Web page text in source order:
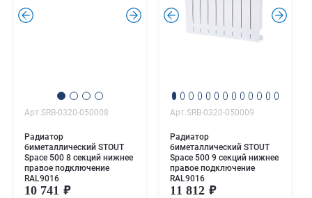
. .
Арт.SRB-0320-050008
Радиатор
биметаллический STOUT
Space 500 8 секций нижнее
правое подключение
RAL9016
10 741
. .
Арт.SRB-0320-050009
Радиатор
биметаллический STOUT
Space 500 9 секций нижнее
правое подключение
RAL9016
11 812